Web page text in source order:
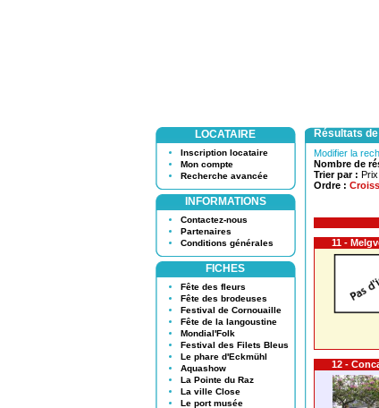
LOCATAIRE
Inscription locataire
Mon compte
Recherche avancée
INFORMATIONS
Contactez-nous
Partenaires
Conditions générales
FICHES
Fête des fleurs
Fête des brodeuses
Festival de Cornouaille
Fête de la langoustine
Mondial'Folk
Festival des Filets Bleus
Le phare d'Eckmühl
Aquashow
La Pointe du Raz
La ville Close
Le port musée
Résultats
Modifier la
Nombre de
Trier par : Prix
Ordre :
11 -
12 -